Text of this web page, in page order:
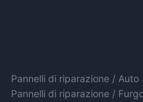
Pannelli di riparazione / Auto
Pannelli di riparazione /